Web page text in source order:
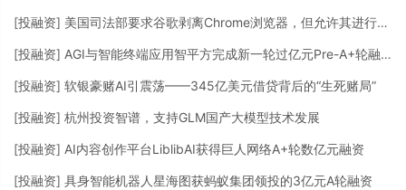
[投融资] 美国司法部要求谷歌剥离Chrome浏览器，但允许其进行AI投资
[投融资] AGI与智能终端应用智平方完成新一轮过亿元Pre-A+轮融资
[投融资] 软银豪赌AI引震荡——345亿美元借贷背后的“生死赌局”
[投融资] 杭州投资智谱，支持GLM国产大模型技术发展
[投融资] AI内容创作平台LiblibAI获得巨人网络A+轮数亿元融资
[投融资] 具身智能机器人星海图获蚂蚁集团领投的3亿元A轮融资